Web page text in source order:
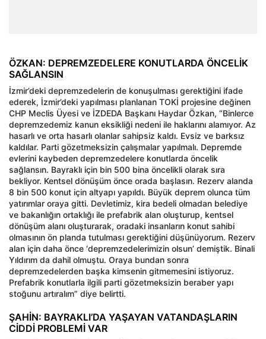
ÖZKAN: DEPREMZEDELERE KONUTLARDA ÖNCELİK
SAĞLANSIN
İzmir’deki depremzedelerin de konuşulması gerektiğini ifade
ederek, İzmir’deki yapılması planlanan TOKİ projesine değinen
CHP Meclis Üyesi ve İZDEDA Başkanı Haydar Özkan, “Binlerce
depremzedemiz kanun eksikliği nedeni ile haklarını alamıyor. Az
hasarlı ve orta hasarlı olanlar sahipsiz kaldı. Evsiz ve barksız
kaldılar. Parti gözetmeksizin çalışmalar yapılmalı. Depremde
evlerini kaybeden depremzedelere konutlarda öncelik
sağlansın. Bayraklı için bin 500 bina öncelikli olarak sıra
bekliyor. Kentsel dönüşüm önce orada başlasın. Rezerv alanda
8 bin 500 konut için altyapı yapıldı. Büyük deprem olunca tüm
yatırımlar oraya gitti. Devletimiz, kira bedeli olmadan belediye
ve bakanlığın ortaklığı ile prefabrik alan oluşturup, kentsel
dönüşüm alanı oluşturarak, oradaki insanların konut sahibi
olmasının ön planda tutulması gerektiğini düşünüyorum. Rezerv
alan için daha önce ‘depremzedelerimizin olsun’ demiştik. Binali
Yıldırım da dahil olmuştu. Oraya bundan sonra
depremzedelerden başka kimsenin gitmemesini istiyoruz.
Prefabrik konutlarla ilgili parti gözetmeksizin beraber yapı
stoğunu artıralım” diye belirtti.
ŞAHİN: BAYRAKLI’DA YAŞAYAN VATANDAŞLARIN
CİDDİ PROBLEMİ VAR